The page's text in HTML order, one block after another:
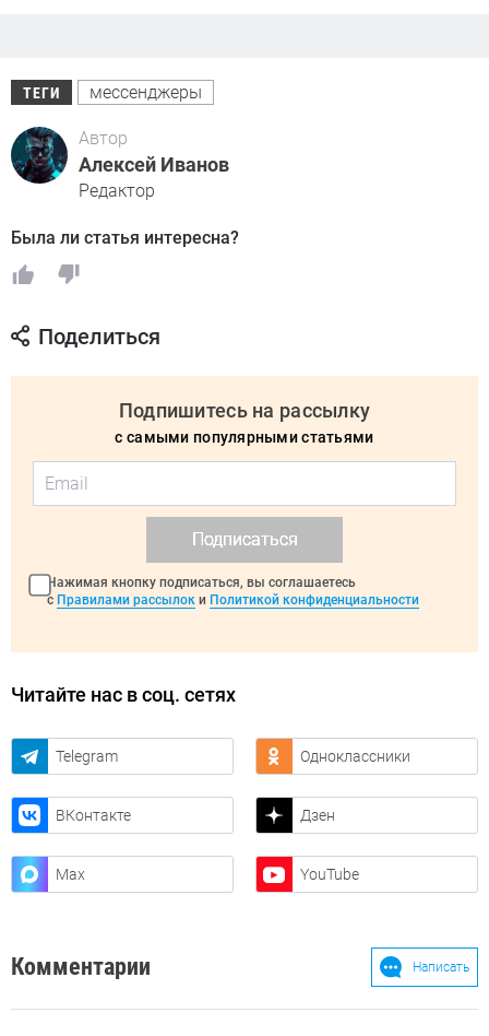
ТЕГИ мессенджеры
Автор
Алексей Иванов
Редактор
Была ли статья интересна?
Поделиться
Подпишитесь на рассылку
с самыми популярными статьями
Подписаться
Нажимая кнопку подписаться, вы соглашаетесь
с Правилами рассылок и Политикой конфиденциальности
Читайте нас в соц. сетях
Telegram Одноклассники
ВКонтакте Дзен
Max YouTube
Комментарии Написать